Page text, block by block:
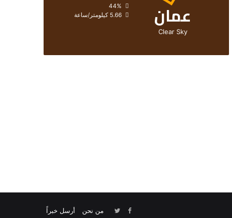
عمان
Clear Sky
الرطوبة:
الرياح:
من نحن أرسل خبراً